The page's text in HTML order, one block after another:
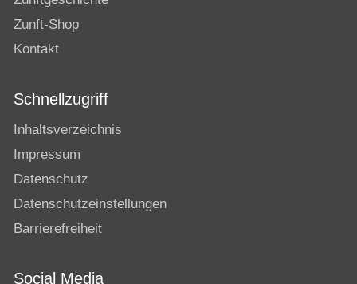
Zunft-Shop
Kontakt
Schnellzugriff
Inhaltsverzeichnis
Impressum
Datenschutz
Datenschutzeinstellungen
Barrierefreiheit
Social Media